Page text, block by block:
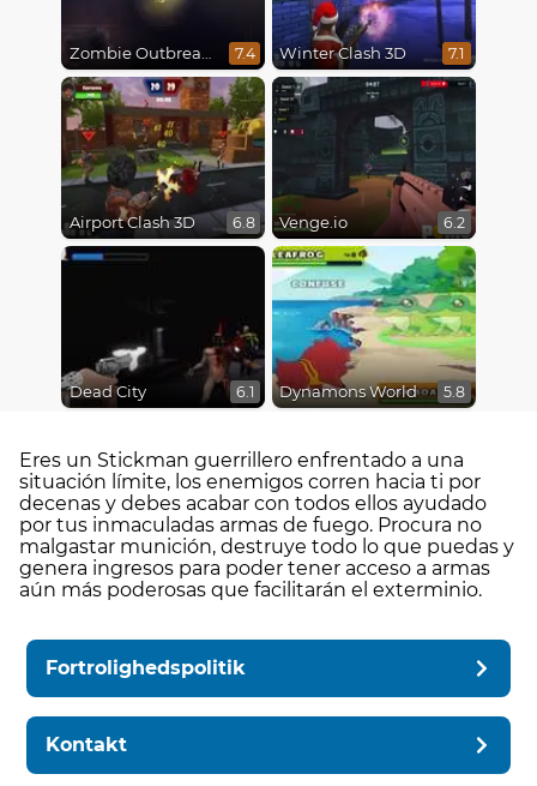
Zombie Outbreak Arena 7.4 Winter Clash 3D 7.1
Airport Clash 3D 6.8 Venge.io 6.2
Dead City 6.1 Dynamons World 5.8
Eres un Stickman guerrillero enfrentado a una
situación límite, los enemigos corren hacia ti por
decenas y debes acabar con todos ellos ayudado
por tus inmaculadas armas de fuego. Procura no
malgastar munición, destruye todo lo que puedas y
genera ingresos para poder tener acceso a armas
aún más poderosas que facilitarán el exterminio.
Fortrolighedspolitik
Kontakt